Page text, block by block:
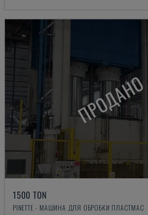
ПРОДАНО
1500 TON
PINETTE - МАШИНА ДЛЯ ОБРОБКИ ПЛАСТМАС